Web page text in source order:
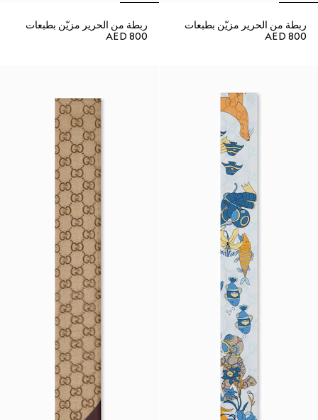
ربطة من الحرير مزيّن بطبعات
AED 800
ربطة من الحرير مزيّن بطبعات
AED 800